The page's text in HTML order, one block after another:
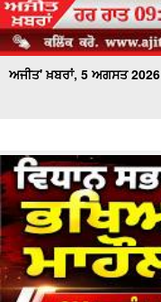
ਅਜੀਤ' ਖ਼ਬਰਾਂ, 5 ਅਗਸਤ 2026